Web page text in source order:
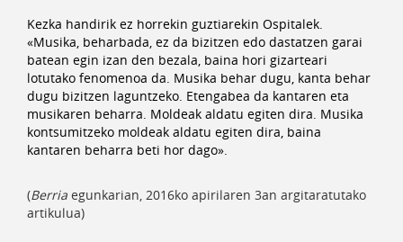
Kezka handirik ez horrekin guztiarekin Ospitalek.
«Musika, beharbada, ez da bizitzen edo dastatzen garai
batean egin izan den bezala, baina hori gizarteari
lotutako fenomenoa da. Musika behar dugu, kanta behar
dugu bizitzen laguntzeko. Etengabea da kantaren eta
musikaren beharra. Moldeak aldatu egiten dira. Musika
kontsumitzeko moldeak aldatu egiten dira, baina
kantaren beharra beti hor dago».
(Berria egunkarian, 2016ko apirilaren 3an argitaratutako
artikulua)